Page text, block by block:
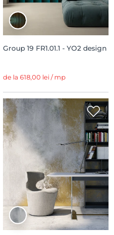
Group 19 FR1.01.1 - YO2 design
de la 618,00 lei / mp